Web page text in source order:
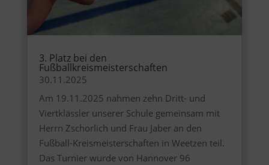
3. Platz bei den
Fußballkreismeisterschaften
30.11.2025
Am 19.11.2025 nahmen zehn Dritt- und
Viertklässler unserer Schule gemeinsam mit
Herrn Zschorlich und Frau Jaber an den
Fußball-Kreismeisterschaften in Weetzen teil.
Das Turnier wurde von Hannover 96